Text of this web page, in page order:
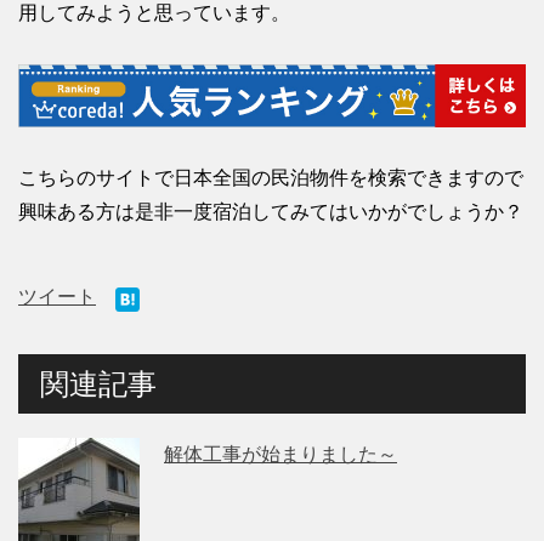
用してみようと思っています。
こちらのサイトで日本全国の民泊物件を検索できますので
興味ある方は是非一度宿泊してみてはいかがでしょうか？
ツイート
関連記事
解体工事が始まりました～